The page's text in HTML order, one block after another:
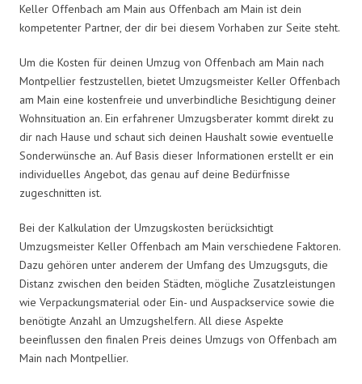
Keller Offenbach am Main aus Offenbach am Main ist dein
kompetenter Partner, der dir bei diesem Vorhaben zur Seite steht.
Um die Kosten für deinen Umzug von Offenbach am Main nach
Montpellier festzustellen, bietet Umzugsmeister Keller Offenbach
am Main eine kostenfreie und unverbindliche Besichtigung deiner
Wohnsituation an. Ein erfahrener Umzugsberater kommt direkt zu
dir nach Hause und schaut sich deinen Haushalt sowie eventuelle
Sonderwünsche an. Auf Basis dieser Informationen erstellt er ein
individuelles Angebot, das genau auf deine Bedürfnisse
zugeschnitten ist.
Bei der Kalkulation der Umzugskosten berücksichtigt
Umzugsmeister Keller Offenbach am Main verschiedene Faktoren.
Dazu gehören unter anderem der Umfang des Umzugsguts, die
Distanz zwischen den beiden Städten, mögliche Zusatzleistungen
wie Verpackungsmaterial oder Ein- und Auspackservice sowie die
benötigte Anzahl an Umzugshelfern. All diese Aspekte
beeinflussen den finalen Preis deines Umzugs von Offenbach am
Main nach Montpellier.